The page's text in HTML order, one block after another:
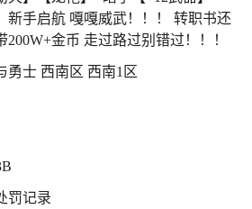
新手启航 嘎嘎威武！！！ 转职书还
200W+金币 走过路过别错过！！！
勇士 西南区 西南1区
罚记录